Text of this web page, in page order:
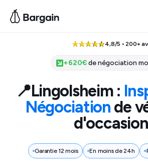
4,8/5 • 200+
+620€de négociation
📍Lingolsheim:
Négociation de
Garantie 12 mois En moins de 24h